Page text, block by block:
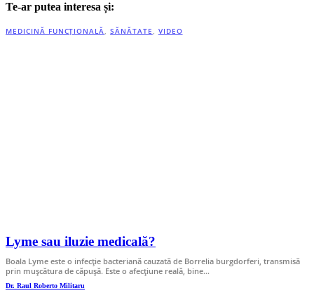
Te-ar putea interesa și:
MEDICINĂ FUNCȚIONALĂ,SĂNĂTATE, VIDEO
Lyme sau iluzie medicală?
Boala Lyme este o infecție bacteriană cauzată de Borrelia burgdorferi, transmisă
prin mușcătura de căpușă. Este o afecțiune reală, bine…
Dr. Raul Roberto Militaru